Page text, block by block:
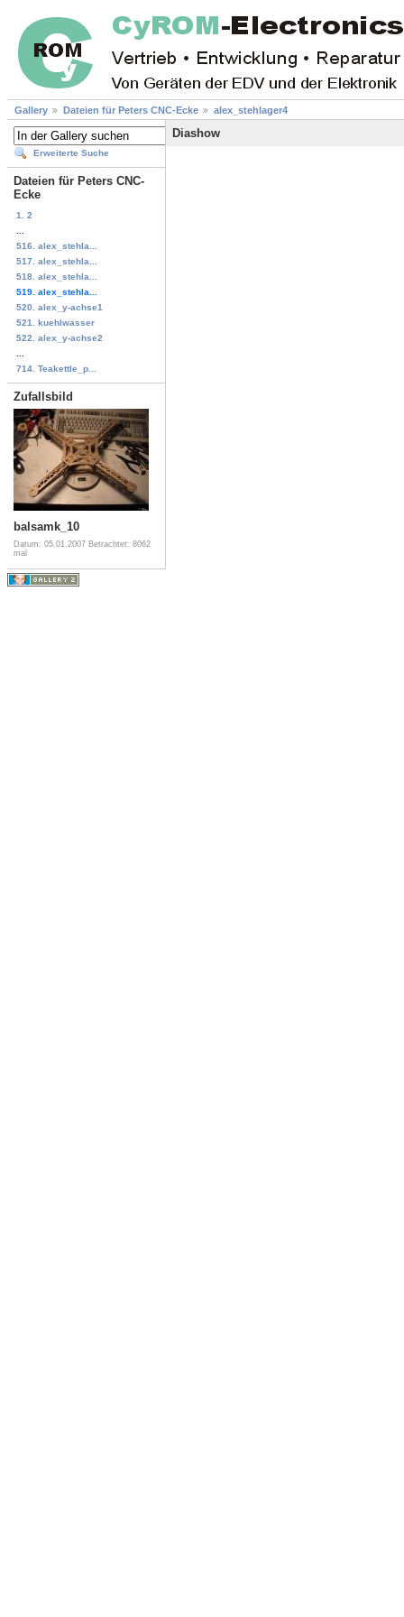
Gallery Dateien für Peters CNC-Ecke alex_stehlager4
Erweiterte Suche
Dateien für Peters CNC-
Ecke
1. 2
516. alex_stehla...
517. alex_stehla...
518. alex_stehla...
519. alex_stehla...
520. alex_y-achse1
521. kuehlwasser
522. alex_y-achse2
714. Teakettle_p...
Zufallsbild
balsamk_10
Datum: 05.01.2007 Betrachtet: 8062
mal
Diashow